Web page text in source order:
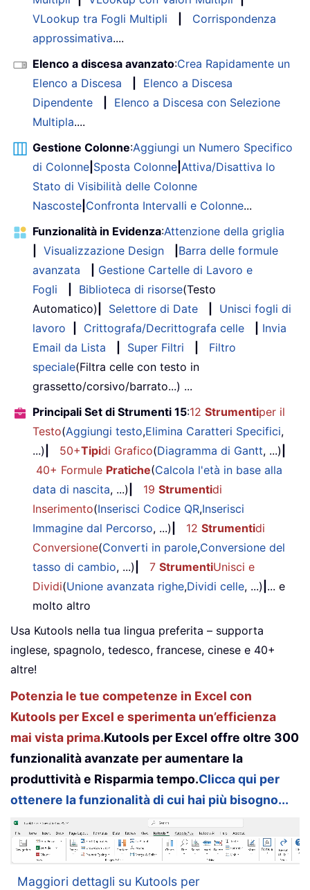
VLookup tra Fogli Multipli
Corrispondenza
approssimativa....
Elenco a discesa avanzato:Crea Rapidamente un
Elenco a Discesa
Elenco a Discesa
Dipendente
Elenco a Discesa con Selezione
Multipla....
Gestione Colonne:Aggiungi un Numero Specifico
di Colonne Sposta Colonne Attiva/Disattiva lo
Stato di Visibilità delle Colonne
Nascoste Confronta Intervalli e Colonne...
Funzionalità in Evidenza:Attenzione della griglia
Visualizzazione Design
Barra delle formule
avanzata
Gestione Cartelle di Lavoro e
Fogli
Biblioteca di risorse(Testo
Automatico)
Selettore di Date
Unisci fogli di
lavoro
Crittografa/Decrittografa celle
Invia
Email da Lista
Super Filtri
Filtro
speciale(Filtra celle con testo in
grassetto/corsivo/barrato...) ...
Principali Set di Strumenti 15:12 Strumentiper il
Testo(Aggiungi testo,Elimina Caratteri Specifici,
...)
50+Tipidi Grafico(Diagramma di Gantt, ...)
40+ Formule Pratiche(Calcola l'età in base alla
data di nascita, ...) 19 Strumentidi
Inserimento(Inserisci Codice QR,Inserisci
Immagine dal Percorso, ...) 12 Strumentidi
Conversione(Converti in parole,Conversione del
tasso di cambio, ...) 7 StrumentiUnisci e
Dividi(Unione avanzata righe,Dividi celle, ...) ... e
molto altro
Usa Kutools nella tua lingua preferita – supporta
inglese, spagnolo, tedesco, francese, cinese e 40+
altre!
Potenzia le tue competenze in Excel con
Kutools per Excel e sperimenta un’efficienza
mai vista prima.Kutools per Excel offre oltre 300
funzionalità avanzate per aumentare la
produttività e Risparmia tempo.Clicca qui per
ottenere la funzionalità di cui hai più bisogno...
Maggiori dettagli su Kutools per